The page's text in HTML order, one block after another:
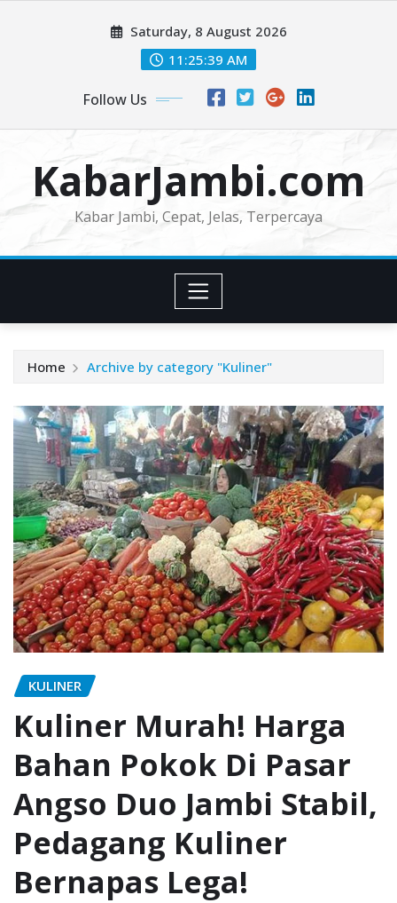
Saturday, 8 August 2026
11:25:41 AM
Follow Us
KabarJambi.com
Kabar Jambi, Cepat, Jelas, Terpercaya
Home Archive by category "Kuliner"
KULINER
Kuliner Murah! Harga
Bahan Pokok Di Pasar
Angso Duo Jambi Stabil,
Pedagang Kuliner
Bernapas Lega!